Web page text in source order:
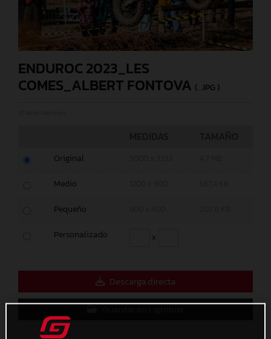
ENDUROC 2023_LES
COMES_ALBERT FONTOVA (. JPG )
Original
Medio
Pequeño
Personalizado x
Descarga directa
Guardar en Lightbox